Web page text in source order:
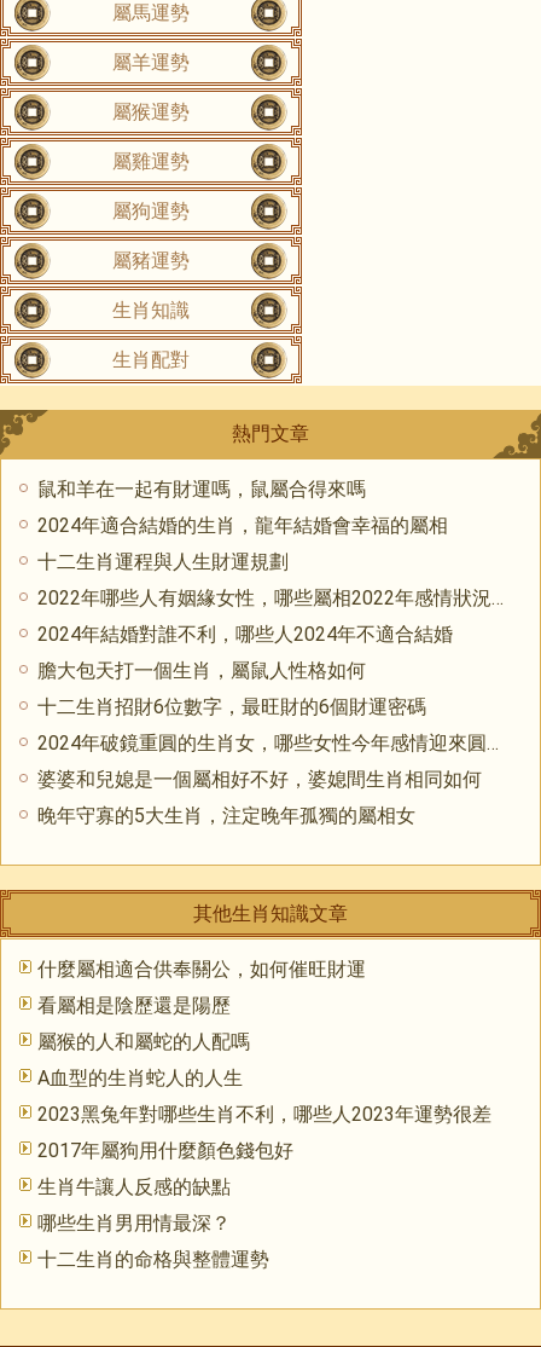
屬馬運勢
屬羊運勢
屬猴運勢
屬雞運勢
屬狗運勢
屬豬運勢
生肖知識
生肖配對
熱門文章
鼠和羊在一起有財運嗎，鼠屬合得來嗎
2024年適合結婚的生肖，龍年結婚會幸福的屬相
十二生肖運程與人生財運規劃
2022年哪些人有姻緣女性，哪些屬相2022年感情狀況很好
2024年結婚對誰不利，哪些人2024年不適合結婚
膽大包天打一個生肖，屬鼠人性格如何
十二生肖招財6位數字，最旺財的6個財運密碼
2024年破鏡重圓的生肖女，哪些女性今年感情迎來圓滿結局
婆婆和兒媳是一個屬相好不好，婆媳間生肖相同如何
晚年守寡的5大生肖，注定晚年孤獨的屬相女
其他生肖知識文章
什麼屬相適合供奉關公，如何催旺財運
看屬相是陰歷還是陽歷
屬猴的人和屬蛇的人配嗎
A血型的生肖蛇人的人生
2023黑兔年對哪些生肖不利，哪些人2023年運勢很差
2017年屬狗用什麼顏色錢包好
生肖牛讓人反感的缺點
哪些生肖男用情最深？
十二生肖的命格與整體運勢